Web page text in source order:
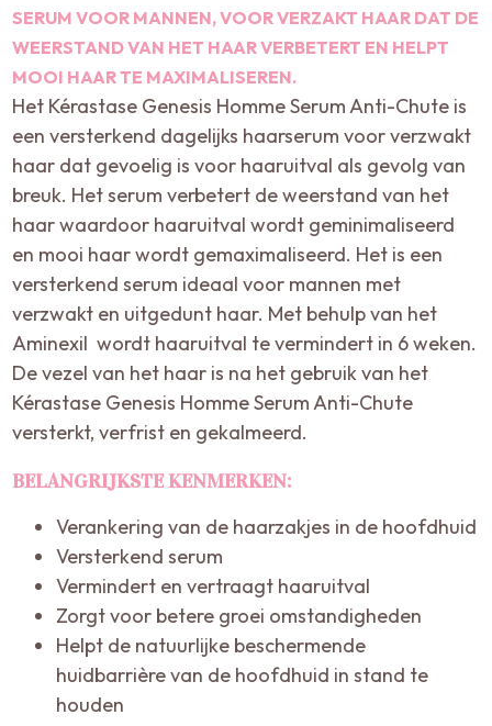
SERUM VOOR MANNEN, VOOR VERZAKT HAAR DAT DE
WEERSTAND VAN HET HAAR VERBETERT EN HELPT
MOOI HAAR TE MAXIMALISEREN.
Het Kérastase Genesis Homme Serum Anti-Chute is
een versterkend dagelijks haarserum voor verzwakt
haar dat gevoelig is voor haaruitval als gevolg van
breuk. Het serum verbetert de weerstand van het
haar waardoor haaruitval wordt geminimaliseerd
en mooi haar wordt gemaximaliseerd. Het is een
versterkend serum ideaal voor mannen met
verzwakt en uitgedunt haar. Met behulp van het
Aminexil wordt haaruitval te vermindert in 6 weken.
De vezel van het haar is na het gebruik van het
Kérastase Genesis Homme Serum Anti-Chute
versterkt, verfrist en gekalmeerd.
BELANGRIJKSTE KENMERKEN:
Verankering van de haarzakjes in de hoofdhuid
Versterkend serum
Vermindert en vertraagt haaruitval
Zorgt voor betere groei omstandigheden
Helpt de natuurlijke beschermende
huidbarrière van de hoofdhuid in stand te
houden